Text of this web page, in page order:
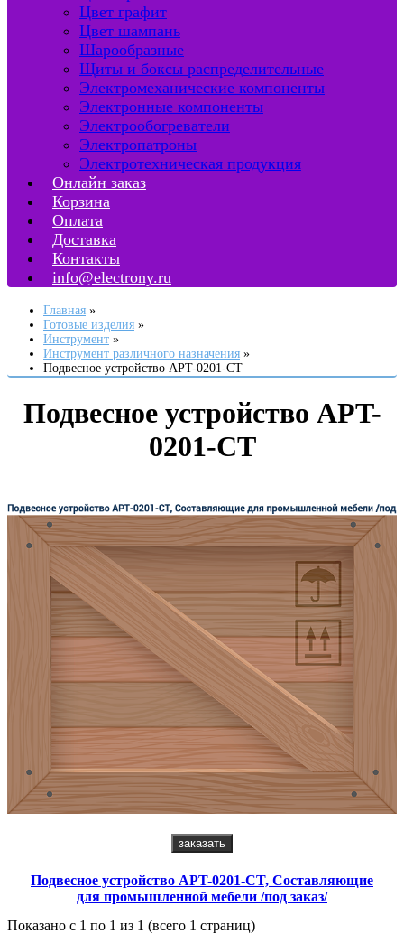
Цвет графит
Цвет шампань
Шарообразные
Щиты и боксы распределительные
Электромеханические компоненты
Электронные компоненты
Электрообогреватели
Электропатроны
Электротехническая продукция
Онлайн заказ
Корзина
Оплата
Доставка
Контакты
info@electrony.ru
Главная
Готовые изделия
Инструмент
Инструмент различного назначения
Подвесное устройство APT-0201-CT
Подвесное устройство APT-
0201-CT
заказать
Подвесное устройство APT-0201-CT, Составляющие
для промышленной мебели /под заказ/
Показано с 1 по 1 из 1 (всего 1 страниц)